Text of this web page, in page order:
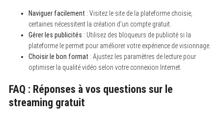
Naviguer facilement : Visitez le site de la plateforme choisie,
certaines nécessitent la création d’un compte gratuit.
Gérer les publicités : Utilisez des bloqueurs de publicité si la
plateforme le permet pour améliorer votre expérience de visionnage.
Choisir le bon format : Ajustez les paramètres de lecture pour
optimiser la qualité vidéo selon votre connexion Internet.
FAQ : Réponses à vos questions sur le
streaming gratuit